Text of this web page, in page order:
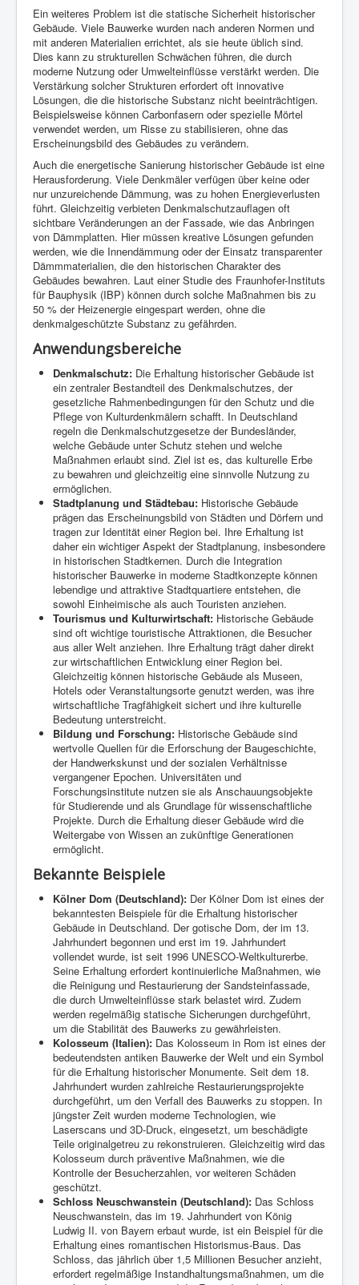
Ein weiteres Problem ist die statische Sicherheit historischer
Gebäude. Viele Bauwerke wurden nach anderen Normen und
mit anderen Materialien errichtet, als sie heute üblich sind.
Dies kann zu strukturellen Schwächen führen, die durch
moderne Nutzung oder Umwelteinflüsse verstärkt werden. Die
Verstärkung solcher Strukturen erfordert oft innovative
Lösungen, die die historische Substanz nicht beeinträchtigen.
Beispielsweise können Carbonfasern oder spezielle Mörtel
verwendet werden, um Risse zu stabilisieren, ohne das
Erscheinungsbild des Gebäudes zu verändern.
Auch die energetische Sanierung historischer Gebäude ist eine
Herausforderung. Viele Denkmäler verfügen über keine oder
nur unzureichende Dämmung, was zu hohen Energieverlusten
führt. Gleichzeitig verbieten Denkmalschutzauflagen oft
sichtbare Veränderungen an der Fassade, wie das Anbringen
von Dämmplatten. Hier müssen kreative Lösungen gefunden
werden, wie die Innendämmung oder der Einsatz transparenter
Dämmmaterialien, die den historischen Charakter des
Gebäudes bewahren. Laut einer Studie des Fraunhofer-Instituts
für Bauphysik (IBP) können durch solche Maßnahmen bis zu
50 % der Heizenergie eingespart werden, ohne die
denkmalgeschützte Substanz zu gefährden.
Anwendungsbereiche
Denkmalschutz: Die Erhaltung historischer Gebäude ist
ein zentraler Bestandteil des Denkmalschutzes, der
gesetzliche Rahmenbedingungen für den Schutz und die
Pflege von Kulturdenkmälern schafft. In Deutschland
regeln die Denkmalschutzgesetze der Bundesländer,
welche Gebäude unter Schutz stehen und welche
Maßnahmen erlaubt sind. Ziel ist es, das kulturelle Erbe
zu bewahren und gleichzeitig eine sinnvolle Nutzung zu
ermöglichen.
Stadtplanung und Städtebau: Historische Gebäude
prägen das Erscheinungsbild von Städten und Dörfern und
tragen zur Identität einer Region bei. Ihre Erhaltung ist
daher ein wichtiger Aspekt der Stadtplanung, insbesondere
in historischen Stadtkernen. Durch die Integration
historischer Bauwerke in moderne Stadtkonzepte können
lebendige und attraktive Stadtquartiere entstehen, die
sowohl Einheimische als auch Touristen anziehen.
Tourismus und Kulturwirtschaft: Historische Gebäude
sind oft wichtige touristische Attraktionen, die Besucher
aus aller Welt anziehen. Ihre Erhaltung trägt daher direkt
zur wirtschaftlichen Entwicklung einer Region bei.
Gleichzeitig können historische Gebäude als Museen,
Hotels oder Veranstaltungsorte genutzt werden, was ihre
wirtschaftliche Tragfähigkeit sichert und ihre kulturelle
Bedeutung unterstreicht.
Bildung und Forschung: Historische Gebäude sind
wertvolle Quellen für die Erforschung der Baugeschichte,
der Handwerkskunst und der sozialen Verhältnisse
vergangener Epochen. Universitäten und
Forschungsinstitute nutzen sie als Anschauungsobjekte
für Studierende und als Grundlage für wissenschaftliche
Projekte. Durch die Erhaltung dieser Gebäude wird die
Weitergabe von Wissen an zukünftige Generationen
ermöglicht.
Bekannte Beispiele
Kölner Dom (Deutschland): Der Kölner Dom ist eines der
bekanntesten Beispiele für die Erhaltung historischer
Gebäude in Deutschland. Der gotische Dom, der im 13.
Jahrhundert begonnen und erst im 19. Jahrhundert
vollendet wurde, ist seit 1996 UNESCO-Weltkulturerbe.
Seine Erhaltung erfordert kontinuierliche Maßnahmen, wie
die Reinigung und Restaurierung der Sandsteinfassade,
die durch Umwelteinflüsse stark belastet wird. Zudem
werden regelmäßig statische Sicherungen durchgeführt,
um die Stabilität des Bauwerks zu gewährleisten.
Kolosseum (Italien): Das Kolosseum in Rom ist eines der
bedeutendsten antiken Bauwerke der Welt und ein Symbol
für die Erhaltung historischer Monumente. Seit dem 18.
Jahrhundert wurden zahlreiche Restaurierungsprojekte
durchgeführt, um den Verfall des Bauwerks zu stoppen. In
jüngster Zeit wurden moderne Technologien, wie
Laserscans und 3D-Druck, eingesetzt, um beschädigte
Teile originalgetreu zu rekonstruieren. Gleichzeitig wird das
Kolosseum durch präventive Maßnahmen, wie die
Kontrolle der Besucherzahlen, vor weiteren Schäden
geschützt.
Schloss Neuschwanstein (Deutschland): Das Schloss
Neuschwanstein, das im 19. Jahrhundert von König
Ludwig II. von Bayern erbaut wurde, ist ein Beispiel für die
Erhaltung eines romantischen Historismus-Baus. Das
Schloss, das jährlich über 1,5 Millionen Besucher anzieht,
erfordert regelmäßige Instandhaltungsmaßnahmen, um die